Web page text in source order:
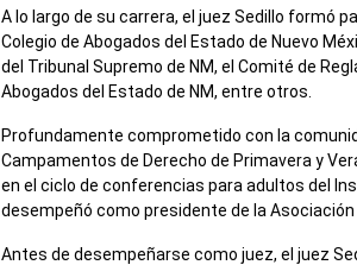
A lo largo de su carrera, el juez Sedillo formó
Colegio de Abogados del Estado de Nuevo
del Tribunal Supremo de NM, el Comité de
Abogados del Estado de NM, entre otros.
Profundamente comprometido con la
Campamentos de Derecho de Primavera y
en el ciclo de conferencias para adultos del
desempeñó como presidente de la
Antes de desempeñarse como juez, el juez